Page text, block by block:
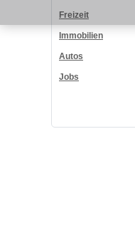
Freizeit
Immobilien
Autos
Jobs